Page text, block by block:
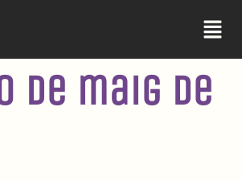
de maig de